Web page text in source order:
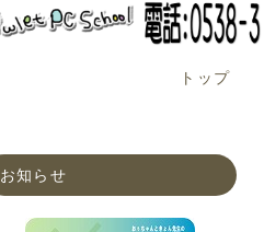
トップ
お知らせ